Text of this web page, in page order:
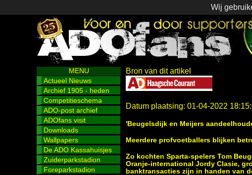
Wij
MENU
Actueel Nieuws
Archief 1905 - heden
Competitieschema
ADO-post archief
ADOfans visit
Downloads
Wallpapers
De ADO Kassahuisjes
Zuiderparkstadion
Foreparkstadion
Bron van dit artikel
Datum plaatsing: 01-04-2022
'Beugelsdijk en Meijers
Meerdere profvoetballers blijken
Zo kochten Sparta-spelers Tom
Oranje-international Jordy Clasie,
banktransacties zijn in handen van